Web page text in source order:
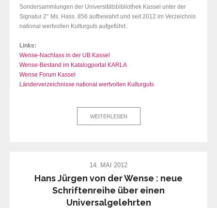
Sondersammlungen der Universitätsbibliothek Kassel unter der
Signatur 2° Ms. Hass. 856 aufbewahrt und seit 2012 im Verzeichnis
national wertvollen Kulturguts aufgeführt.
Links:
Wense-Nachlass in der UB Kassel
Wense-Bestand im Katalogportal KARLA
Wense Forum Kassel
Länderverzeichnisse national wertvollen Kulturguts
WEITERLESEN
14. MAI 2012
Hans Jürgen von der Wense : neue
Schriftenreihe über einen
Universalgelehrten